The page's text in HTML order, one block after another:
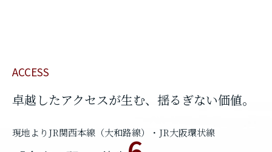
ACCESS
卓越したアクセスが生む、揺るぎない価値。
現地よりJR関西本線（大和路線）・JR大阪環状線